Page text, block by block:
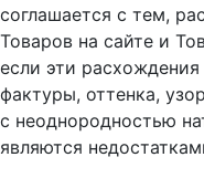
соглашается с тем,
Товаров на сайте и
если эти расхождения
фактуры, оттенка,
с неоднородностью
являются